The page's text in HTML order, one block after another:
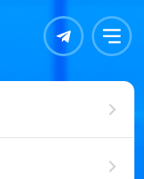
Контакты Меню